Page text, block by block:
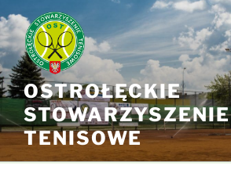
do
treści
OSTROŁĘCKIE
STOWARZYSZENIE
TENISOWE